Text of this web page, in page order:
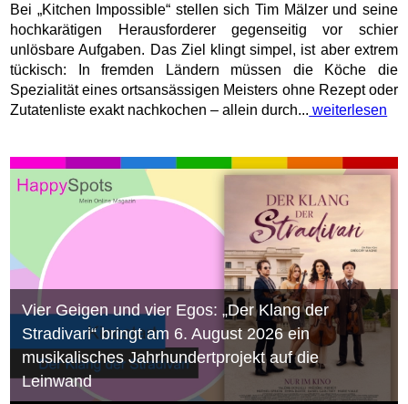
Bei „Kitchen Impossible“ stellen sich Tim Mälzer und seine
hochkarätigen Herausforderer gegenseitig vor schier
unlösbare Aufgaben. Das Ziel klingt simpel, ist aber extrem
tückisch: In fremden Ländern müssen die Köche die
Spezialität eines ortsansässigen Meisters ohne Rezept oder
Zutatenliste exakt nachkochen – allein durch... weiterlesen
Vier Geigen und vier Egos: „Der Klang der
Stradivari“ bringt am 6. August 2026 ein
musikalisches Jahrhundertprojekt auf die
Leinwand